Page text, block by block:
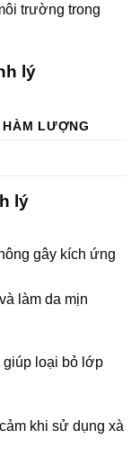
trường trong
lý
HÀM LƯỢNG
lý
gây kích ứng
làm da mịn
giúp loại bỏ lớp
khi sử dụng xà